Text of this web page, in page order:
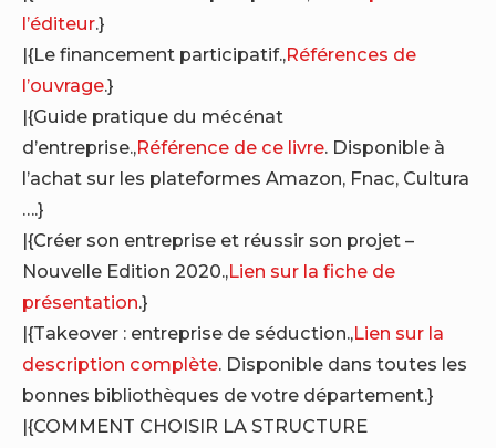
l’éditeur.}
|{Le financement participatif.,Références de
l’ouvrage.}
|{Guide pratique du mécénat
d’entreprise.,Référence de ce livre. Disponible à
l’achat sur les plateformes Amazon, Fnac, Cultura
….}
|{Créer son entreprise et réussir son projet –
Nouvelle Edition 2020.,Lien sur la fiche de
présentation.}
|{Takeover : entreprise de séduction.,Lien sur la
description complète. Disponible dans toutes les
bonnes bibliothèques de votre département.}
|{COMMENT CHOISIR LA STRUCTURE